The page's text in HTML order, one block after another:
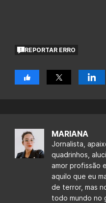
REPORTAR ERRO
MARIANA
Jornalista,
quadrinhos,
amor profissão
aquilo que eu
de terror, mas
todo mundo no